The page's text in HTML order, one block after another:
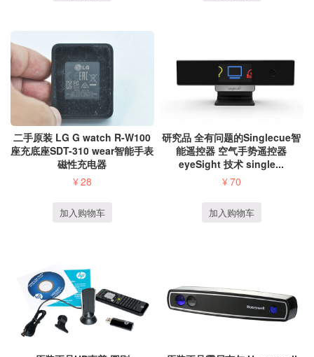
二手原装 LG G watch R-W100
座充底座SDT-310 wear智能手表
磁性充电器
¥28
加入购物车
研究品 全有问题的Singlecue智
能遥控器 空气手势遥控器
eyeSight 技术 single...
¥70
加入购物车